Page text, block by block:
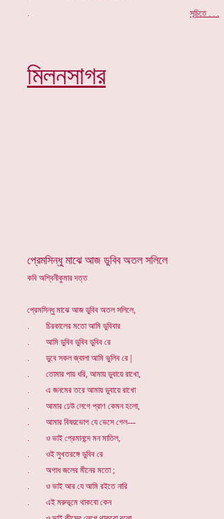
. সূচিতে . . .
মিলনসাগর
প্রেমসিন্ধু মাঝে আজ ডুবিব অতল সলিলে
কবি অশ্বিনীকুমার দত্ত
প্রেমসিন্ধু মাঝে আজ ডুবিব অতল সলিলে,
. চিরকালের মতো আমি ডুবিবার
. আমি ডুবিব ডুবিব ডুবিব রে
. ডুবে সকল জ্বালা আমি ভুলিব রে |
. তোমার পায় ধরি, আমায় ডুবায়ে রাখো,
. এ জনমের তরে আমায় ডুবায়ে রাখো
. আমার ঢেউ লেগে প্রাণ কেমন হলো,
. আমার বিষয়ভোগ যে ভেসে গেল---
. ও ভাই প্রেমানন্দে মন মাতিল,
. ওই সুখতরঙ্গে ডুবিব রে
. অগাধ জলের মীনের মতো ;
. ও ভাই আর যে আমি রইতে নারি
. এই মরুভূমে থাকবো কেন